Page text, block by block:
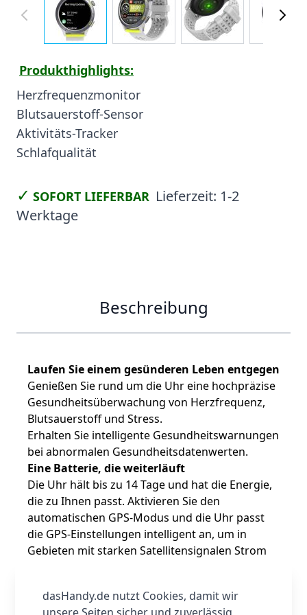
Produkthighlights:
Herzfrequenzmonitor
Blutsauerstoff-Sensor
Aktivitäts-Tracker
Schlafqualität
✓ SOFORT LIEFERBAR Lieferzeit: 1-2
Werktage
Beschreibung
Laufen Sie einem gesünderen Leben entgegen
Genießen Sie rund um die Uhr eine hochpräzise
Gesundheitsüberwachung von Herzfrequenz,
Blutsauerstoff und Stress.
Erhalten Sie intelligente Gesundheitswarnungen
bei abnormalen Gesundheitsdatenwerten.
Eine Batterie, die weiterläuft
Die Uhr hält bis zu 14 Tage und hat die Energie,
die zu Ihnen passt. Aktivieren Sie den
automatischen GPS-Modus und die Uhr passt
die GPS-Einstellungen intelligent an, um in
Gebieten mit starken Satellitensignalen Strom
Wählen Sie aus welche vier bis sechs Metriken in
dasHandy.de nutzt Cookies, damit wir
unsere Seiten sicher und zuverlässig